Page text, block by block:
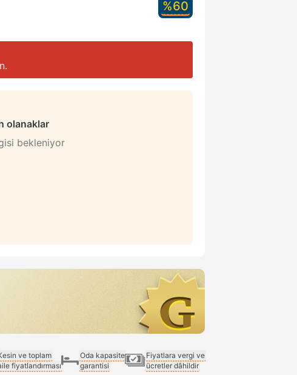
%60
olanaklar
bekleniyor
ve toplam
fiyatlandırması
Oda kapasite
garantisi
Fiyatlara vergi ve
ücretler dâhildir